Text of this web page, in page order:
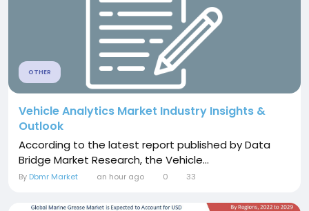
OTHER
Vehicle Analytics Market Industry Insights &
Outlook
According to the latest report published by Data
Bridge Market Research, the Vehicle...
By Dbmr Market an hour ago 0 33